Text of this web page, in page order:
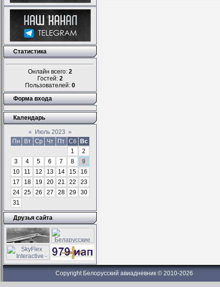
Статистика
Онлайн всего: 2
Гостей: 2
Пользователей: 0
Форма входа
Календарь
« Июль 2023 »
Пн
Вт Ср Чт Пт Сб
Вс
1
2
3
4 5 6 7 8
9
10
11 12 13 14 15
16
17
18 19 20 21 22
23
24
25 26 27 28 29
30
31
Друзья сайта
Copyright Белорусский авиадневник © 2010-2026